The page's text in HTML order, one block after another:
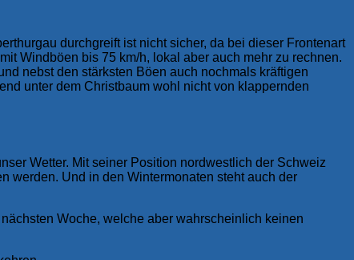
durchgreift ist nicht sicher, da bei dieser Frontenart
Windböen bis 75 km/h, lokal aber auch mehr zu rechnen.
nebst den stärksten Böen auch nochmals kräftigen
unter dem Christbaum wohl nicht von klappernden
Wetter. Mit seiner Position nordwestlich der Schweiz
werden. Und in den Wintermonaten steht auch der
Woche, welche aber wahrscheinlich keinen